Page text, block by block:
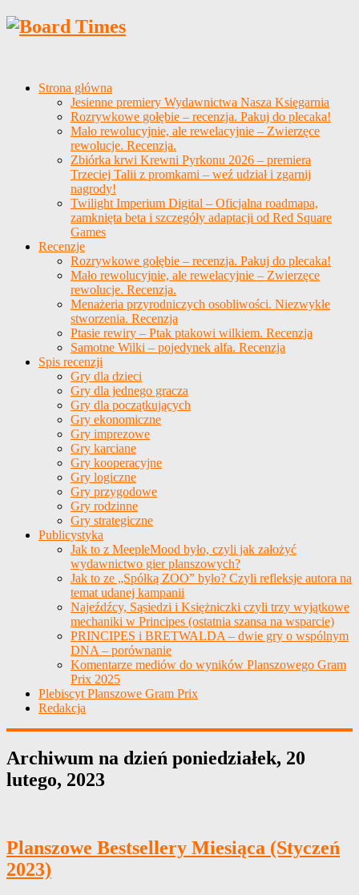
Strona główna
Jesienne premiery Wydawnictwa Nasza Księgarnia
Rozrywkowe gołębie – recenzja. Pakuj do plecaka!
Mało rewolucyjnie, ale rewelacyjnie – Zwierzęce
rewolucje. Recenzja.
Zbiórka krwi Krewni Pyrkonu 2026 – premiera
Trzeciej Talii z promkami – weź udział i zgarnij
nagrody!
Twilight Imperium Digital – Oficjalna roadmapa,
zamknięta beta i szczegóły adaptacji od Red Square
Games
Recenzje
Rozrywkowe gołębie – recenzja. Pakuj do plecaka!
Mało rewolucyjnie, ale rewelacyjnie – Zwierzęce
rewolucje. Recenzja.
Menażeria przyrodniczych osobliwości. Niezwykłe
stworzenia. Recenzja
Ptasie rewiry – Ptak ptakowi wilkiem. Recenzja
Samotne Wilki – pojedynek alfa. Recenzja
Spis recenzji
Gry dla dzieci
Gry dla jednego gracza
Gry dla początkujących
Gry ekonomiczne
Gry imprezowe
Gry karciane
Gry kooperacyjne
Gry logiczne
Gry przygodowe
Gry rodzinne
Gry strategiczne
Publicystyka
Jak to z MeepleMood było, czyli jak założyć
wydawnictwo gier planszowych?
Jak to ze „Spółką ZOO” było? Czyli refleksje autora na
temat udanej kampanii
Najeźdźcy, Sąsiedzi i Księżniczki czyli trzy wyjątkowe
mechaniki w Principes (ostatnia szansa na wsparcie)
PRINCIPES i BRETWALDA – dwie gry o wspólnym
DNA – porównanie
Komentarze mediów do wyników Planszowego Gram
Prix 2025
Plebiscyt Planszowe Gram Prix
Redakcja
Archiwum na dzień poniedziałek, 20
lutego, 2023
Planszowe Bestsellery Miesiąca (Styczeń
2023)